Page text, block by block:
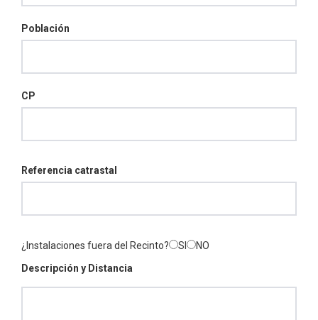
Población
CP
Referencia catrastal
¿Instalaciones fuera del Recinto? SI
NO
Descripción y Distancia